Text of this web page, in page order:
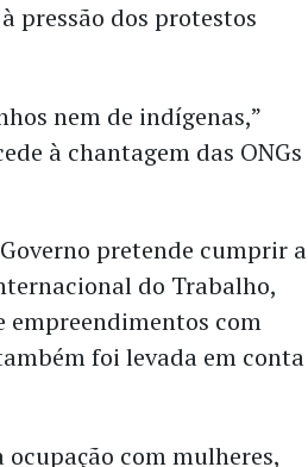
pressão dos protestos
nem de indígenas,”
à chantagem das ONGs
pretende cumprir a
do Trabalho,
empreendimentos com
foi levada em conta
ocupação com mulheres,